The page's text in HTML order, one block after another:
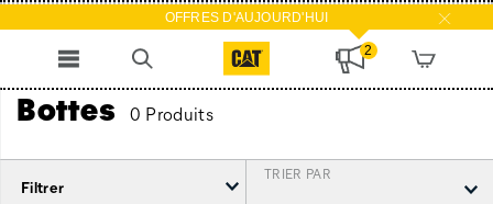
OFFRES D'AUJOURD'HUI
2
Bottes 0 Produits
Filtrer
TRIER PAR